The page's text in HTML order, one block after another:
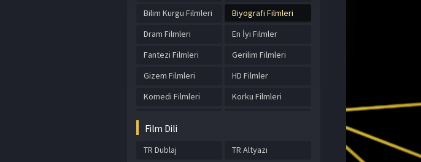
Bilim Kurgu Filmleri
Biyografi Filmleri
Dram Filmleri
En İyi Filmler
Fantezi Filmleri
Gerilim Filmleri
Gizem Filmleri
HD Filmler
Komedi Filmleri
Korku Filmleri
Film Dili
TR Dublaj TR Altyazı